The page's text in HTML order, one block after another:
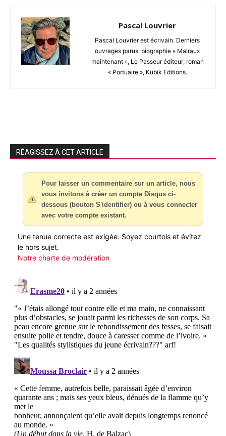
Pascal Louvrier
Pascal Louvrier est écrivain. Derniers
ouvrages parus: biographie « Malraux
maintenant », Le Passeur éditeur; roman
« Portuaire », Kubik Editions.
RÉAGISSEZ À CET ARTICLE
Pour laisser un commentaire sur un article, nous
vous invitons à créer un compte Disqus ci-
dessous (bouton S'identifier) ou à vous connecter
avec votre compte existant.
Une tenue correcte est exigée. Soyez courtois et évitez
le hors sujet.
Notre charte de modération